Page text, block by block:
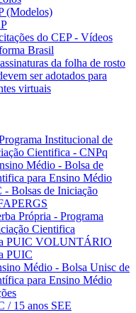
(Modelos)
do CEP - Vídeos
Brasil
da folha de rosto
ser adotados para
virtuais
Institucional de
Cientifica - CNPq
Médio - Bolsa de
para Ensino Médio
Bolsas de Iniciação
Própria - Programa
Cientifica
PUIC VOLUNTÁRIO
PUIC
Médio - Bolsa Unisc de
para Ensino Médio
/ 15 anos SEE